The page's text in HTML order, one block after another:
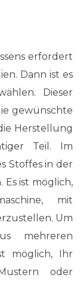
erfordert
Dann ist es
Dieser
gewünschte
Herstellung
Teil. Im
Stoffes in der
Es ist möglich,
mit
Um
mehreren
möglich, Ihr
oder